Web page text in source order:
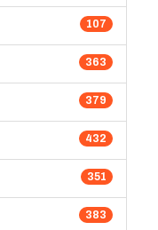
107
363
379
432
351
383